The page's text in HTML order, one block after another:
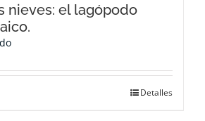
nieves: el lagópodo
Detalles